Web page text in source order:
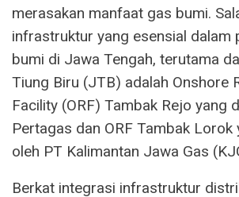
merasakan manfaat gas bumi.
infrastruktur yang esensial dalam
bumi di Jawa Tengah, terutama
Tiung Biru (JTB) adalah Onshore
Facility (ORF) Tambak Rejo yang
Pertagas dan ORF Tambak Lorok
oleh PT Kalimantan Jawa Gas
Berkat integrasi infrastruktur